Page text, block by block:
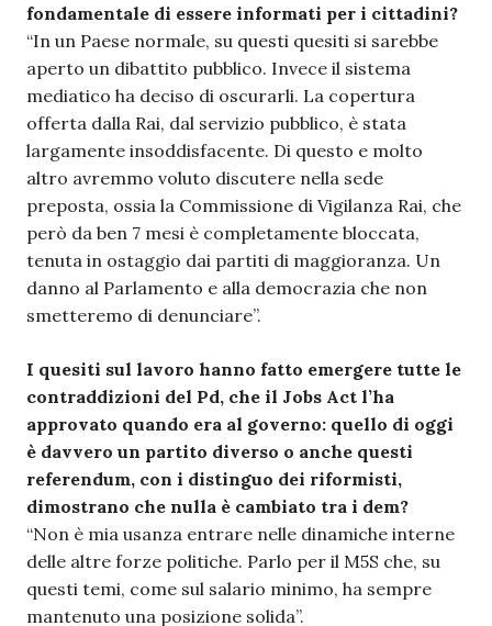
fondamentale di essere informati per i cittadini?
“In un Paese normale, su questi quesiti si sarebbe
aperto un dibattito pubblico. Invece il sistema
mediatico ha deciso di oscurarli. La copertura
offerta dalla Rai, dal servizio pubblico, è stata
largamente insoddisfacente. Di questo e molto
altro avremmo voluto discutere nella sede
preposta, ossia la Commissione di Vigilanza Rai, che
però da ben 7 mesi è completamente bloccata,
tenuta in ostaggio dai partiti di maggioranza. Un
danno al Parlamento e alla democrazia che non
smetteremo di denunciare”.
I quesiti sul lavoro hanno fatto emergere tutte le
contraddizioni del Pd, che il Jobs Act l’ha
approvato quando era al governo: quello di oggi
è davvero un partito diverso o anche questi
referendum, con i distinguo dei riformisti,
dimostrano che nulla è cambiato tra i dem?
“Non è mia usanza entrare nelle dinamiche interne
delle altre forze politiche. Parlo per il M5S che, su
questi temi, come sul salario minimo, ha sempre
mantenuto una posizione solida”.